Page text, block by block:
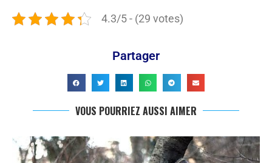
4.3/5 - (29 votes)
Partager
VOUS POURRIEZ AUSSI AIMER